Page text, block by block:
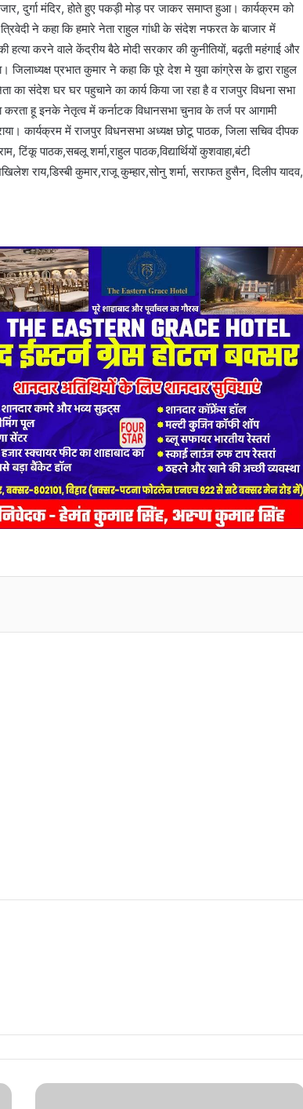
दुर्गा मंदिर, होते हुए पकड़ी मोड़ पर जाकर समाप्त हुआ। कार्यक्रम को
ने कहा कि हमारे नेता राहुल गांधी के संदेश नफरत के बाजार में
करने वाले केंद्रीय बैठे मोदी सरकार की कुनीतियों, बढ़ती महंगाई और
जिलाध्यक्ष प्रभात कुमार ने कहा कि पूरे देश मे युवा कांग्रेस के द्वारा राहुल
संदेश घर घर पहुचाने का कार्य किया जा रहा है व राजपुर विधना सभा
करता हू इनके नेतृत्व में कर्नाटक विधानसभा चुनाव के तर्ज पर आगामी
कार्यक्रम में राजपुर विधनसभा अध्यक्ष छोटू पाठक, जिला सचिव दीपक
पाठक,सबलू शर्मा,राहुल पाठक,विद्यार्थियों कुशवाहा,बंटी
राय,डिस्बी कुमार,राजू कुम्हार,सोनु शर्मा, सराफत हुसैन, दिलीप यादव,